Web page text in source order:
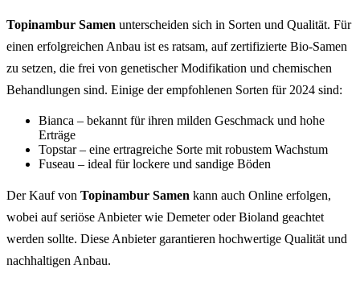
Topinambur Samen unterscheiden sich in Sorten und Qualität. Für
einen erfolgreichen Anbau ist es ratsam, auf zertifizierte Bio-Samen
zu setzen, die frei von genetischer Modifikation und chemischen
Behandlungen sind. Einige der empfohlenen Sorten für 2024 sind:
Bianca – bekannt für ihren milden Geschmack und hohe
Erträge
Topstar – eine ertragreiche Sorte mit robustem Wachstum
Fuseau – ideal für lockere und sandige Böden
Der Kauf von Topinambur Samen kann auch Online erfolgen,
wobei auf seriöse Anbieter wie Demeter oder Bioland geachtet
werden sollte. Diese Anbieter garantieren hochwertige Qualität und
nachhaltigen Anbau.